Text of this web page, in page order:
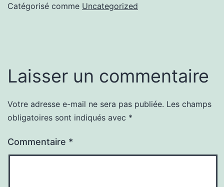
Catégorisé comme Uncategorized
Laisser un commentaire
Votre adresse e-mail ne sera pas publiée. Les champs
obligatoires sont indiqués avec *
Commentaire *